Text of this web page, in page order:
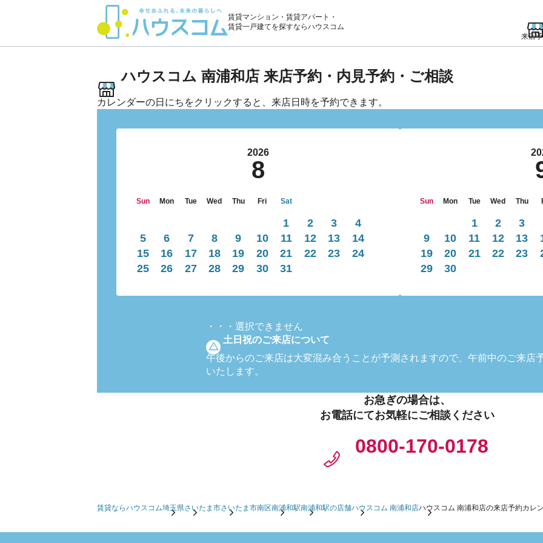
賃貸マンション・賃貸アパート・
賃貸一戸建てを探すならハウスコム
来店
ハウスコム 南浦和店 来店予約・内見予約・ご相談
カレンダーの日にちをクリックすると、来店日時を予約できます。
2026
8
Sun Mon Tue Wed Thu Fri Sat
1 2 3
4
5
6 7 8 9 10 11 12 13
14
15
16 17 18 19 20 21 22 23
24
25
26 27 28 29 30 31
Sun Mon Tue Wed Thu
1 2 3
9
10 11 12 13
19
20 21 22 23
29
30
・・・ 選択できません
土日祝のご来店について
午後からのご来店は大変混み合うことが予測されますので、午前中のご来店
いたします。
お急ぎの場合は、
お電話にてお気軽にご相談ください
0800-170-0178
賃貸ならハウスコム埼玉県さいたま市さいたま市南区南浦和駅南浦和駅の店舗ハウスコム 南浦和店ハウスコム 南浦和店の来店予約カレ